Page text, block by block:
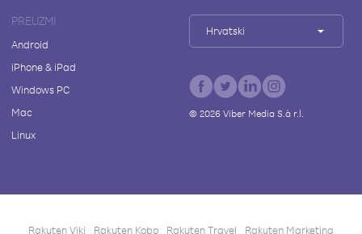
PREUZMI
Android
iPhone & iPad
Windows PC
Mac
Linux
Hrvatski
© 2026Viber Media S.à r.l.
Rakuten Viki Rakuten Kobo Rakuten Travel Rakuten Marketing